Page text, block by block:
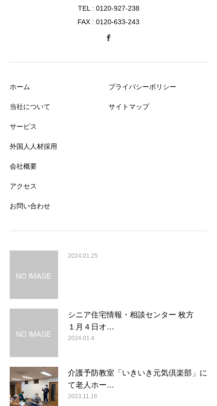
TEL : 0120-927-238
FAX : 0120-633-243
ホーム
当社について
サービス
外国人人材採用
会社概要
アクセス
お問い合わせ
プライバシーポリシー
サイトマップ
2024.01.25
シニア住宅情報・相談センター 枚方
１月４日オ…
2024.01.4
介護予防教室「いきいき元気倶楽部」に
て老人ホー…
2023.11.16